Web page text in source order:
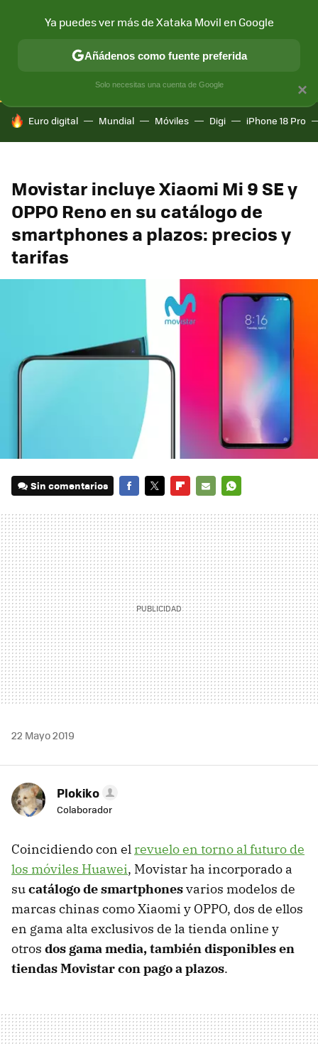
CONECTIVIDAD MÓVIL Y SOCIEDAD APLICACIONES
HOY SE HABLA DE
Euro digital Mundial Móviles Digi iPhone 18 Pro
Movistar incluye Xiaomi Mi 9 SE y
OPPO Reno en su catálogo de
smartphones a plazos: precios y
tarifas
Sin comentarios
MAIL
22 Mayo 2019
Plokiko
Colaborador
Coincidiendo con el revuelo en torno al futuro de
los móviles Huawei, Movistar ha incorporado a
sucatálogo de smartphonesvarios modelos de
marcas chinas como Xiaomi y OPPO, dos de ellos
en gama alta exclusivos de la tienda online y
otros dos gama media, también disponibles en
tiendas Movistar con pago a plazos.
×
Ya puedes ver más de Xataka Movil en Google
Añádenos como fuente preferida
Solo necesitas una cuenta de Google